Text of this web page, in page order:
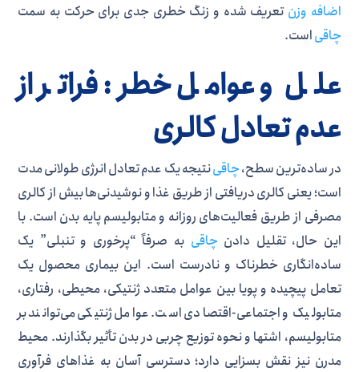
اضافه وزن تعریف شده و زنگ خطری جدی برای حرکت به سمت
چاقیاست.
علل و عوامل خطر: فراتر از
عدم تعادل کالری
در ساده‌ترین سطح،چاقینتیجه یک عدم تعادل انرژی طولانی مدت
است؛ یعنی کالری دریافتی از طریق غذا و نوشیدنی‌ها بیش از کالری
مصرفی از طریق فعالیت‌های روزانه و متابولیسم پایه بدن است. با
این حال، تقلیل دادنچاقی به صرفاً “پرخوری و تنبلی” یک
ساده‌انگاری خطرناک و نادرست است. این بیماری محصول یک
تعامل پیچیده و پویا بین عوامل متعدد ژنتیکی، محیطی، رفتاری،
متابولیک و اجتماعی-اقتصادی است. عوامل ژنتیکی می‌توانند بر
متابولیسم، اشتها و نحوه توزیع چربی در بدن تأثیر بگذارند. محیط
مدرن نیز نقش بسزایی دارد؛ دسترسی آسان به غذاهای فرآوری